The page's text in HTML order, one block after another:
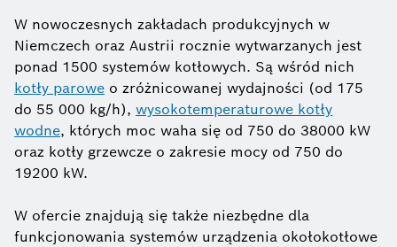
W nowoczesnych zakładach produkcyjnych w
Niemczech oraz Austrii rocznie wytwarzanych jest
ponad 1500 systemów kotłowych. Są wśród nich
kotły parowe o zróżnicowanej wydajności (od 175
do 55 000 kg/h), wysokotemperaturowe kotły
wodne, których moc waha się od 750 do 38000 kW
oraz kotły grzewcze o zakresie mocy od 750 do
19200 kW.
W ofercie znajdują się także niezbędne dla
funkcjonowania systemów urządzenia okołokotłowe